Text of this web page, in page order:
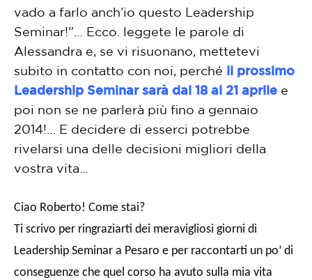
vado a farlo anch’io questo Leadership
Seminar!”… Ecco. leggete le parole di
Alessandra e, se vi risuonano, mettetevi
subito in contatto con noi, perché il prossimo
Leadership Seminar sarà dal 18 al 21 aprile e
poi non se ne parlerà più fino a gennaio
2014!… E decidere di esserci potrebbe
rivelarsi una delle decisioni migliori della
vostra vita…
Ciao Roberto! Come stai?
Ti scrivo per ringraziarti dei meravigliosi giorni di
Leadership Seminar a Pesaro e per raccontarti un po’ di
conseguenze che quel corso ha avuto sulla mia vita